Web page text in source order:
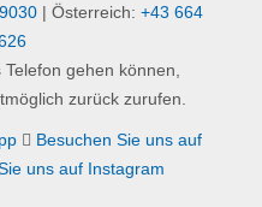
| Österreich: +43 664
gehen können,
zurück zurufen.
Besuchen Sie uns auf
uns auf Instagram